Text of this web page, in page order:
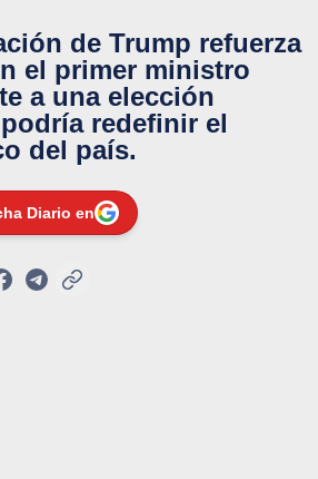
de Trump refuerza
el primer ministro
a una elección
redefinir el
del país.
Diario en